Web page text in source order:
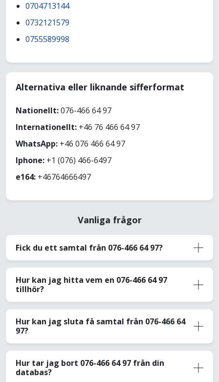
0704713144
0732121579
0755589998
Alternativa eller liknande sifferformat
Nationellt:076-466 64 97
Internationellt: +46 76 466 64 97
WhatsApp: +46 076 466 64 97
Iphone: +1 (076) 466-6497
e164: +46764666497
Vanliga frågor
Fick du ett samtal från 076-466 64 97?
Hur kan jag hitta vem en 076-466 64 97
tillhör?
Hur kan jag sluta få samtal från 076-466 64
97?
Hur tar jag bort 076-466 64 97 från din
databas?